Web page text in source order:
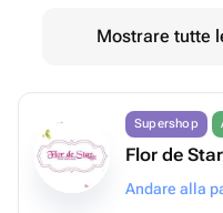
Mostrare tutte
Supershop
Flor de Star
Andare alla